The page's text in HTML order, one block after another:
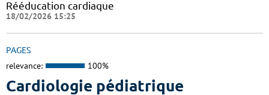
Rééducation cardiaque
18/02/2026 15:25
PAGES
relevance: 100%
Cardiologie pédiatrique